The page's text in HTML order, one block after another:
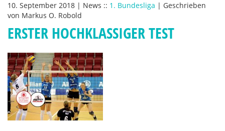
10. September 2018 | News :: 1. Bundesliga | Geschrieben
von Markus O. Robold
ERSTER HOCHKLASSIGER TEST